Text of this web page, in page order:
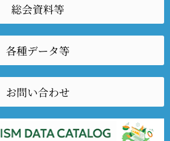
総会資料等
各種データ等
お問い合わせ